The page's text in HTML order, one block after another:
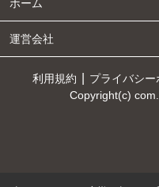
ホーム
運営会社
利用規約 プライバシー
Copyright(c)